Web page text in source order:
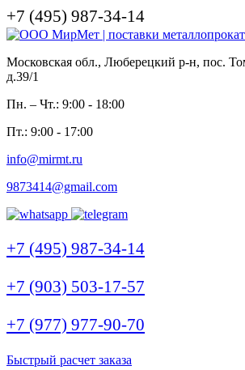
+7 (495) 987-34-14
Московская обл., Люберецкий р-н, пос.
д.39/1
Пн. – Чт.: 9:00 - 18:00
Пт.: 9:00 - 17:00
info@mirmt.ru
9873414@gmail.com
+7 (495) 987-34-14
+7 (903) 503-17-57
+7 (977) 977-90-70
Быстрый расчет заказа